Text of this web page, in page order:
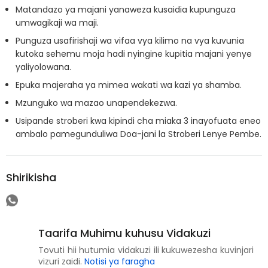
Matandazo ya majani yanaweza kusaidia kupunguza
umwagikaji wa maji.
Punguza usafirishaji wa vifaa vya kilimo na vya kuvunia
kutoka sehemu moja hadi nyingine kupitia majani yenye
yaliyolowana.
Epuka majeraha ya mimea wakati wa kazi ya shamba.
Mzunguko wa mazao unapendekezwa.
Usipande stroberi kwa kipindi cha miaka 3 inayofuata eneo
ambalo pamegunduliwa Doa-jani la Stroberi Lenye Pembe.
Shirikisha
Taarifa Muhimu kuhusu Vidakuzi
Tovuti hii hutumia vidakuzi ili kukuwezesha kuvinjari
vizuri zaidi. Notisi ya faragha